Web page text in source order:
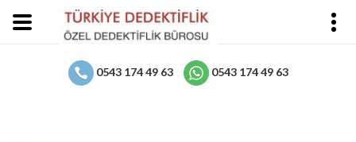
0543 174 49 63 0543 174 49 63